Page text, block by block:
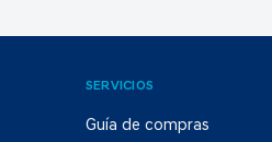
SERVICIOS
Guía de compras